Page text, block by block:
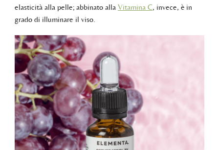
elasticità alla pelle; abbinato alla Vitamina C, invece, è in
grado di illuminare il viso.